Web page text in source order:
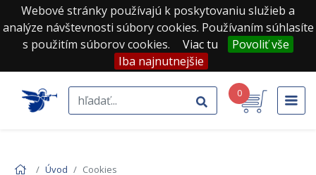
Webové stránky používajú k poskytovaniu služieb a
analýze návštevnosti súbory cookies. Používaním súhlasíte
s použitím súborov cookies.
Viac tu
Povoliť vše
Iba najnutnejšie
0
Úvod Cookies